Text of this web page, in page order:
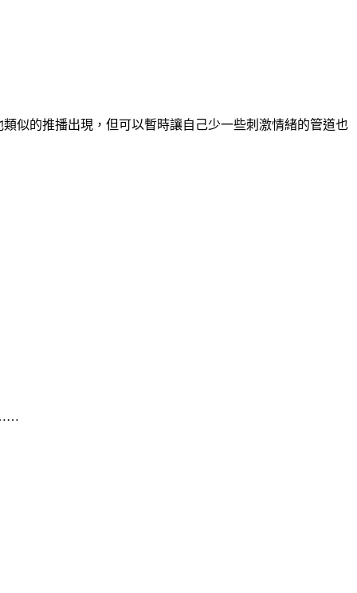
似的推播出現，但可以暫時讓自己少一些刺激情緒的管道也
……